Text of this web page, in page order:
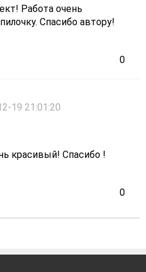
0
Работа очень
Спасибо автору!
19 21:01:20
0
красивый! Спасибо !